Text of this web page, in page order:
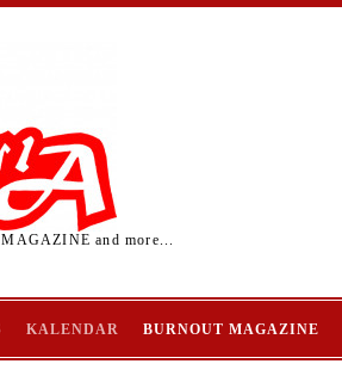
and more...
KALENDAR BURNOUT MAGAZINE